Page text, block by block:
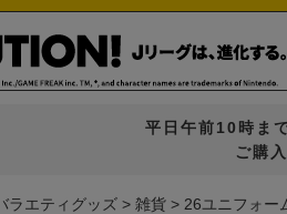
平日午前10時ま
ご購
ラエティグッズ 雑貨 26ユニフォー